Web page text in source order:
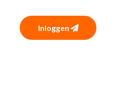
Inloggen